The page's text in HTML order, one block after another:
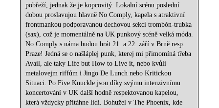
pobřeží, jednak že je kopcovitý. Lokalní scénu poslední
dobou proslavujou hlavně No Comply, kapela s atraktivní
frontmankou podporavanou dechovou sekcí trombón-trubka
(sax), což je momentálně na UK punkový scéně velká móda.
No Comply s náma budou hrát 21. a 22. září v Brně resp.
Praze! Jedná se o našláplej punk, kterej mi přimomíná třeba
Avail, ale taky Life but How to Live it, nebo kvůli
metalovejm riffům i Jingo De Lunch nebo Kritickou
Situaci. Po Five Knuckle jsou díky svýmu intenzivnímu
koncertování v UK další hodně respektovanou kapelou,
která vždycky přitáhne lidi. Bohužel v The Phoenix, kde